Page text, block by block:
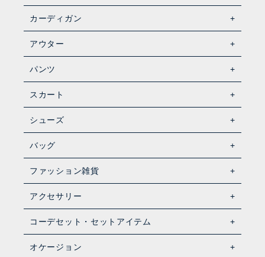
カーディガン
アウター
パンツ
スカート
シューズ
バッグ
ファッション雑貨
アクセサリー
コーデセット・セットアイテム
オケージョン